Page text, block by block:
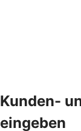
Kunden-
eingeben